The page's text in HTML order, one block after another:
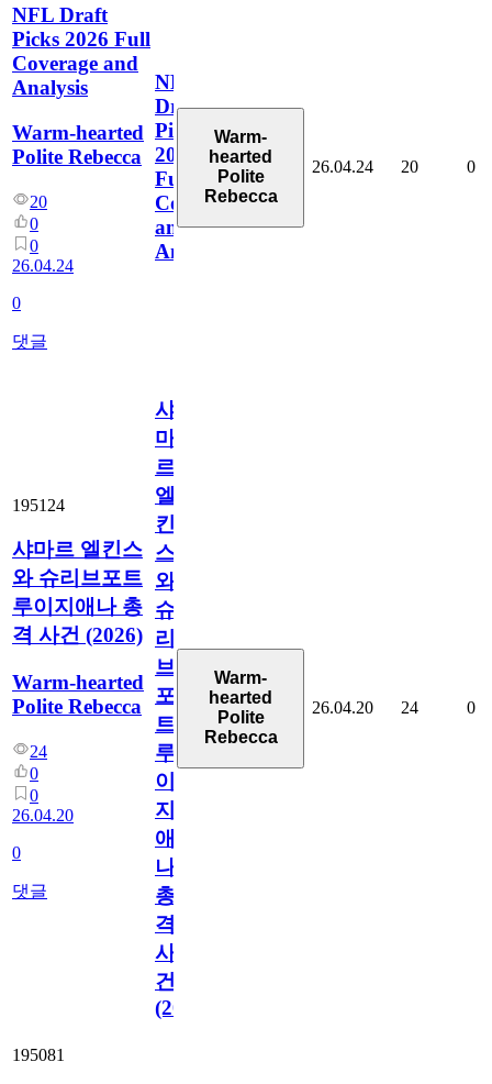
NFL Draft
Picks 2026 Full
Coverage and
Analysis
Warm-hearted
Polite Rebecca
20
0
0
26.04.24
0
댓글
NFL
Draft
Picks
2026
Full
Coverage
and
Analysis
Warm-
hearted
Polite
Rebecca
26.04.24 20 0
195124
샤마르 엘킨스
와 슈리브포트
루이지애나 총
격 사건 (2026)
Warm-hearted
Polite Rebecca
24
0
0
26.04.20
0
댓글
샤
마
르
엘
킨
스
와
슈
리
브
포
트
루
이
지
애
나
총
격
사
건
(2026)
Warm-
hearted
Polite
Rebecca
26.04.20 24 0
195081